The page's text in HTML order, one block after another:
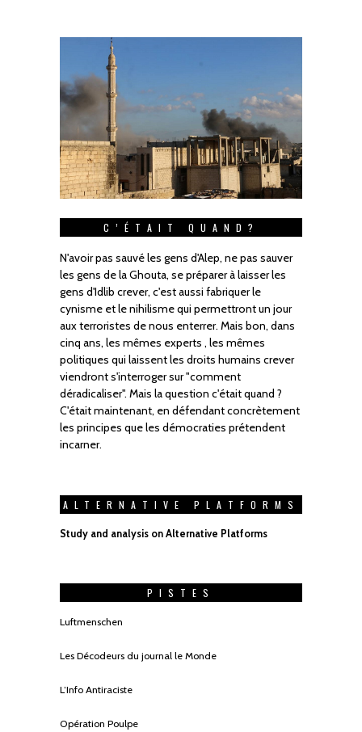
C’ÉTAIT QUAND?
N'avoir pas sauvé les gens d'Alep, ne pas sauver
les gens de la Ghouta, se préparer à laisser les
gens d'Idlib crever, c'est aussi fabriquer le
cynisme et le nihilisme qui permettront un jour
aux terroristes de nous enterrer. Mais bon, dans
cinq ans, les mêmes experts , les mêmes
politiques qui laissent les droits humains crever
viendront s'interroger sur "comment
déradicaliser". Mais la question c'était quand ?
C'était maintenant, en défendant concrètement
les principes que les démocraties prétendent
incarner.
ALTERNATIVE PLATFORMS
Study and analysis on Alternative Platforms
PISTES
Luftmenschen
Les Décodeurs du journal le Monde
L’Info Antiraciste
Opération Poulpe